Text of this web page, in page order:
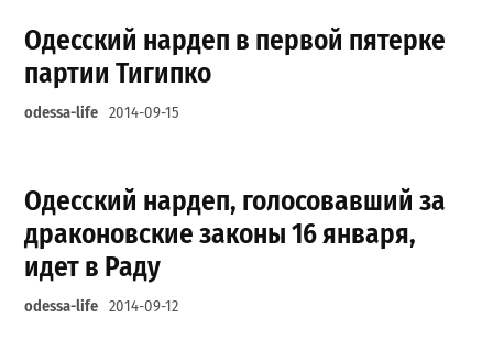
Одесский нардеп в первой пятерке
партии Тигипко
odessa-life 2014-09-15
Одесский нардеп, голосовавший за
драконовские законы 16 января,
идет в Раду
odessa-life 2014-09-12